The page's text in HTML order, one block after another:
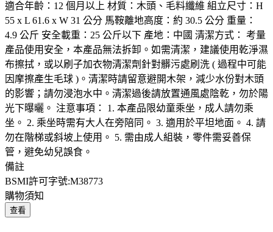
適合年齡：12 個月以上 材質：木頭、毛料纖維 組立尺寸：H
55 x L 61.6 x W 31 公分 馬鞍離地高度：約 30.5 公分 重量：
4.9 公斤 安全載重：25 公斤以下 產地：中國 清潔方式： 考量
產品使用安全，本產品無法拆卸。如需清潔，建議使用乾淨濕
布擦拭，或以刷子加衣物清潔劑針對髒污處刷洗 ( 過程中可能
因摩擦產生毛球 )。清潔時請留意避開木架，減少水份對木頭
的影響；請勿浸泡水中。清潔過後請放置通風處陰乾，勿於陽
光下曝曬。 注意事項： 1. 本產品限幼童乘坐，成人請勿乘
坐。 2. 乘坐時需有大人在旁陪同。 3. 適用於平坦地面。 4. 請
勿在階梯或斜坡上使用。 5. 需由成人組裝，零件需妥善保
管，避免幼兒誤食。
備註
BSMI許可字號:M38773
購物須知
查看